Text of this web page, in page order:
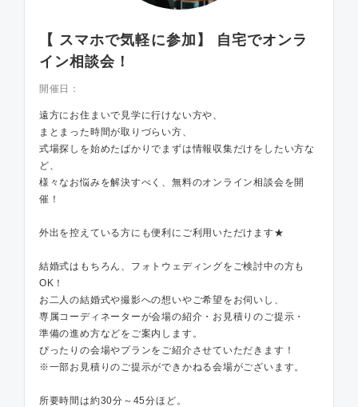
【 スマホで気軽に参加】 自宅でオンラ
イン相談会！
開催日：
遠方にお住まいで見学に行けない方や、
まとまった時間が取りづらい方、
式場探しを始めたばかりでまずは情報収集だけをしたい方な
ど、
様々なお悩みを解決すべく、無料のオンライン相談会を開
催！
外出を控えている方にも便利にご利用いただけます★
結婚式はもちろん、フォトウェディングをご検討中の方も
OK！
お二人の結婚式や撮影への想いやご希望をお伺いし、
専属コーディネーターが会場の紹介・お見積りのご提示・
準備の進め方などをご案内します。
ぴったりの会場やプランをご紹介させていただきます！
※一部お見積りのご提示ができかねる会場がございます。
所要時間は約30分～45分ほど。